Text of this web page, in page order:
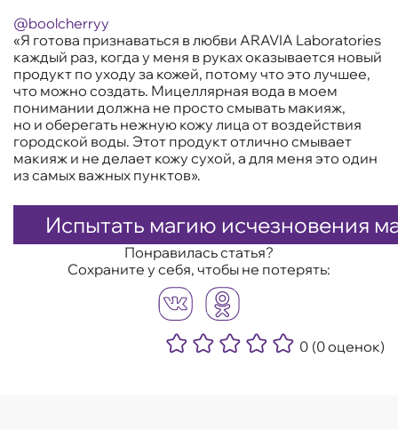
@boolcherryy
«Я готова признаваться в любви ARAVIA Laboratories
каждый раз, когда у меня в руках оказывается новый
продукт по уходу за кожей, потому что это лучшее,
что можно создать. Мицеллярная вода в моем
понимании должна не просто смывать макияж,
но и оберегать нежную кожу лица от воздействия
городской воды. Этот продукт отлично смывает
макияж и не делает кожу сухой, а для меня это один
из самых важных пунктов».
Испытать магию исчезновения
Понравилась статья?
Сохраните у себя, чтобы не потерять:
0 (0 оценок)